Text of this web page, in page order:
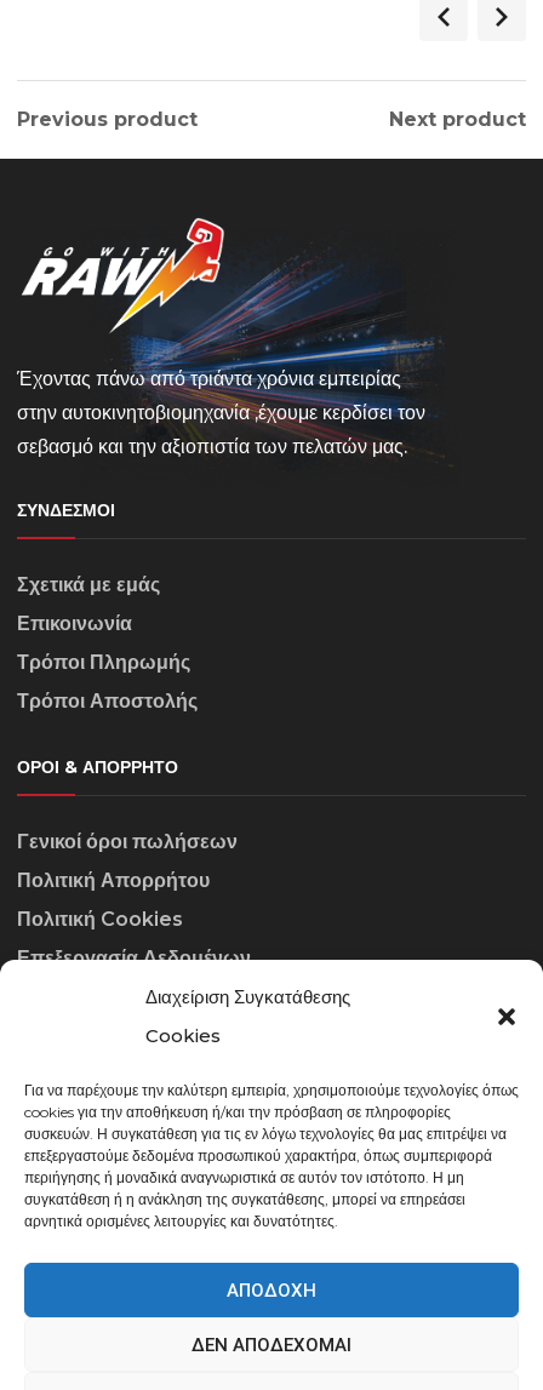
Διαχείριση Συγκατάθεσης
Cookies
Για να παρέχουμε την καλύτερη εμπειρία, χρησιμοποιούμε τεχνολογίες όπως
cookies για την αποθήκευση ή/και την πρόσβαση σε πληροφορίες
συσκευών. Η συγκατάθεση για τις εν λόγω τεχνολογίες θα μας επιτρέψει να
επεξεργαστούμε δεδομένα προσωπικού χαρακτήρα, όπως συμπεριφορά
περιήγησης ή μοναδικά αναγνωριστικά σε αυτόν τον ιστότοπο. Η μη
συγκατάθεση ή η ανάκληση της συγκατάθεσης, μπορεί να επηρεάσει
αρνητικά ορισμένες λειτουργίες και δυνατότητες.
ΑΠΟΔΟΧΉ
ΔΕΝ ΑΠΟΔΈΧΟΜΑΙ
Previous product Next product
Έχοντας πάνω από τριάντα χρόνια εμπειρίας
στην αυτοκινητοβιομηχανία ,έχουμε κερδίσει τον
σεβασμό και την αξιοπιστία των πελατών μας.
ΣΎΝΔΕΣΜΟΙ
Σχετικά με εμάς
Επικοινωνία
Τρόποι Πληρωμής
Τρόποι Αποστολής
ΌΡΟΙ & ΑΠΌΡΡΗΤΟ
Γενικοί όροι πωλήσεων
Πολιτική Απορρήτου
Πολιτική Cookies
Επεξεργασία Δεδομένων
ΣΤΟΙΧΕΊΑ ΕΠΙΚΟΙΝΩΝΊΑΣ
info@gowithraw.gr
24310 35062
Δευ. - Παρ. 08:00 - 20:00
gowithraw.gr © 2020 | Powered by